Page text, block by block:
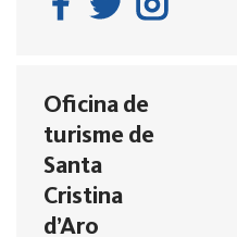
Oficina de
turisme de
Santa
Cristina
d’Aro